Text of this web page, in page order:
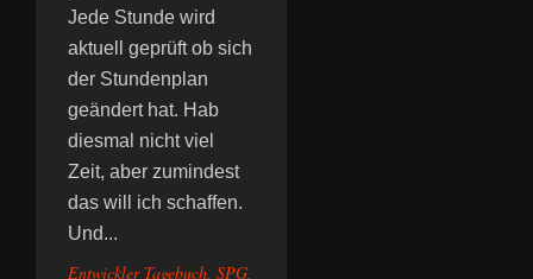
Jede Stunde wird
aktuell geprüft ob sich
der Stundenplan
geändert hat. Hab
diesmal nicht viel
Zeit, aber zumindest
das will ich schaffen.
Und...
Entwickler Tagebuch, SPG,